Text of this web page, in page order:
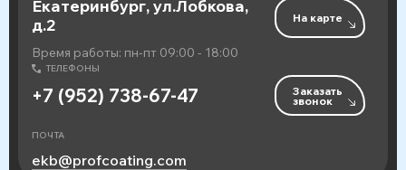
Екатеринбург, ул.Лобкова,
д.2
Время работы: пн-пт 09:00 - 18:00
На карте
ТЕЛЕФОНЫ
+7 (952) 738-67-47 Заказать
звонок
ПОЧТА
ekb@profcoating.com